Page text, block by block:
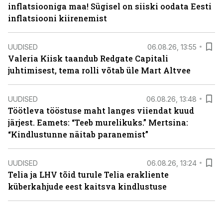
inflatsiooniga maa! Sügisel on siiski oodata Eesti
inflatsiooni kiirenemist
UUDISED 06.08.26, 13:55
Valeria Kiisk taandub Redgate Capitali
juhtimisest, tema rolli võtab üle Mart Altvee
UUDISED 06.08.26, 13:48
Töötleva tööstuse maht langes viiendat kuud
järjest. Eamets: “Teeb murelikuks.” Mertsina:
“Kindlustunne näitab paranemist”
UUDISED 06.08.26, 13:24
Telia ja LHV tõid turule Telia erakliente
küberkahjude eest kaitsva kindlustuse